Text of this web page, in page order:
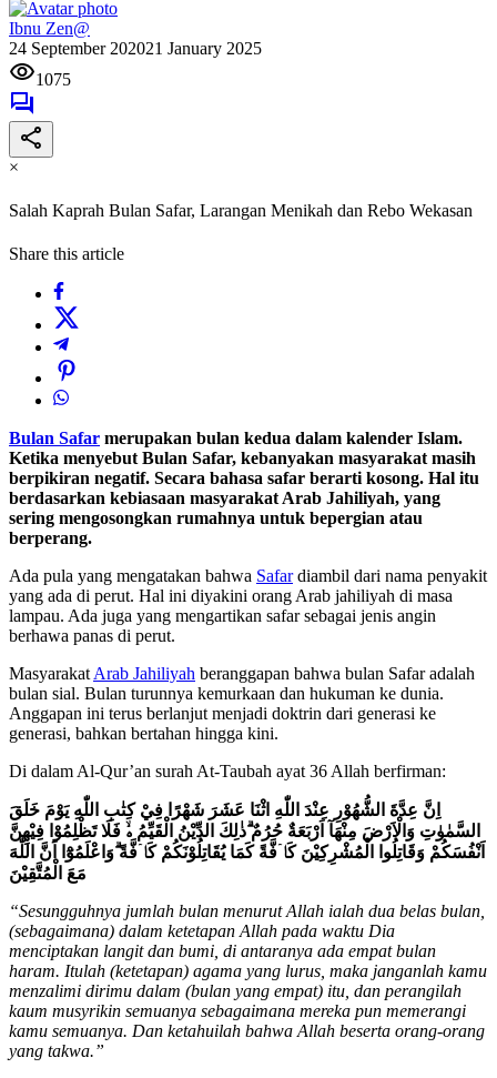
Ibnu Zen@
24 September 202021 January 2025
1075
×
Salah Kaprah Bulan Safar, Larangan Menikah dan Rebo Wekasan
Share this article
Bulan Safar merupakan bulan kedua dalam kalender Islam.
Ketika menyebut Bulan Safar, kebanyakan masyarakat masih
berpikiran negatif. Secara bahasa safar berarti kosong. Hal itu
berdasarkan kebiasaan masyarakat Arab Jahiliyah, yang
sering mengosongkan rumahnya untuk bepergian atau
berperang.
Ada pula yang mengatakan bahwa Safardiambil dari nama penyakit
yang ada di perut. Hal ini diyakini orang Arab jahiliyah di masa
lampau. Ada juga yang mengartikan safar sebagai jenis angin
berhawa panas di perut.
Masyarakat Arab Jahiliyah beranggapan bahwa bulan Safar adalah
bulan sial. Bulan turunnya kemurkaan dan hukuman ke dunia.
Anggapan ini terus berlanjut menjadi doktrin dari generasi ke
generasi, bahkan bertahan hingga kini.
Di dalam Al-Qur’an surah At-Taubah ayat 36 Allah berfirman:
اِنَّ عِدَّةَ الشُّهُوْرِ عِنْدَ اللّٰهِ اثْنَا عَشَرَ شَهْرًا فِيْ كِتٰبِ اللّٰهِ يَوْمَ خَلَقَ
السَّمٰوٰتِ وَالْاَرْضَ مِنْهَآ اَرْبَعَةٌ حُرُمٌ ۗذٰلِكَ الدِّيْنُ الْقَيِّمُ ەۙ فَلَا تَظْلِمُوْا فِيْهِنَّ
اَنْفُسَكُمْ وَقَاتِلُوا الْمُشْرِكِيْنَ كَاۤفَّةً كَمَا يُقَاتِلُوْنَكُمْ كَاۤفَّةً ۗوَاعْلَمُوْٓا اَنَّ اللّٰهَ
مَعَ الْمُتَّقِيْنَ
“Sesungguhnya jumlah bulan menurut Allah ialah dua belas bulan,
(sebagaimana) dalam ketetapan Allah pada waktu Dia
menciptakan langit dan bumi, di antaranya ada empat bulan
haram. Itulah (ketetapan) agama yang lurus, maka janganlah kamu
menzalimi dirimu dalam (bulan yang empat) itu, dan perangilah
kaum musyrikin semuanya sebagaimana mereka pun memerangi
kamu semuanya. Dan ketahuilah bahwa Allah beserta orang-orang
yang takwa.”